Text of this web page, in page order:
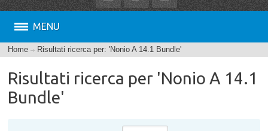
MENU
Home Risultati ricerca per: 'Nonio A 14.1 Bundle'
Risultati ricerca per 'Nonio A 14.1
Bundle'